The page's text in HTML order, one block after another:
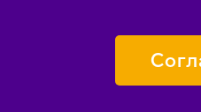
3.8. По итогам